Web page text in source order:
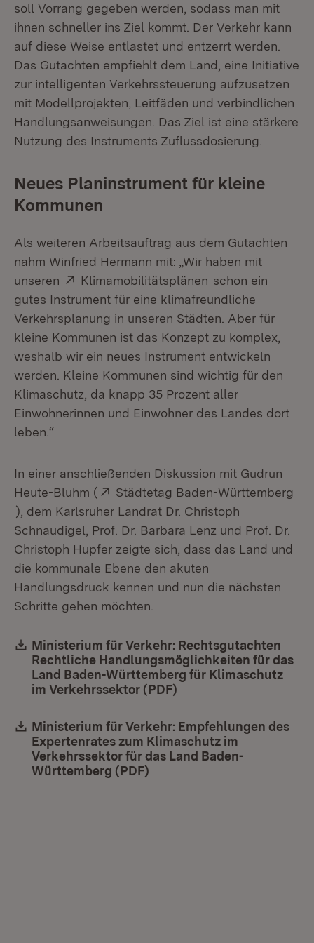
soll Vorrang gegeben werden, sodass man mit
ihnen schneller ins Ziel kommt. Der Verkehr kann
auf diese Weise entlastet und entzerrt werden.
Das Gutachten empfiehlt dem Land, eine Initiative
zur intelligenten Verkehrssteuerung aufzusetzen
mit Modellprojekten, Leitfäden und verbindlichen
Handlungsanweisungen. Das Ziel ist eine stärkere
Nutzung des Instruments Zuflussdosierung.
Neues Planinstrument für kleine
Kommunen
Als weiteren Arbeitsauftrag aus dem Gutachten
nahm Winfried Hermann mit: „Wir haben mit
unseren
Extern:
Klimamobilitätsplänen (Öffnet in neuem
schon ein
gutes Instrument für eine klimafreundliche
Verkehrsplanung in unseren Städten. Aber für
kleine Kommunen ist das Konzept zu komplex,
weshalb wir ein neues Instrument entwickeln
werden. Kleine Kommunen sind wichtig für den
Klimaschutz, da knapp 35 Prozent aller
Einwohnerinnen und Einwohner des Landes dort
leben.“
In einer anschließenden Diskussion mit Gudrun
Heute-Bluhm (
Extern:
Städtetag Baden-Württemberg
(Öffnet in neuem Fenster)
), dem Karlsruher Landrat Dr. Christoph
Schnaudigel, Prof. Dr. Barbara Lenz und Prof. Dr.
Christoph Hupfer zeigte sich, dass das Land und
die kommunale Ebene den akuten
Handlungsdruck kennen und nun die nächsten
Schritte gehen möchten.
Download:
Ministerium für Verkehr: Rechtsgutachten
Rechtliche Handlungsmöglichkeiten für das
Land Baden-Württemberg für Klimaschutz
im Verkehrssektor (PDF)
Download:
Ministerium für Verkehr: Empfehlungen des
Expertenrates zum Klimaschutz im
Verkehrssektor für das Land Baden-
Württemberg (PDF)